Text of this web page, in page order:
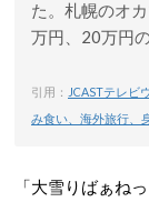
た。札幌のオ
万円、20万円
引用： JCASTテレビ
み食い、海外旅行、
「大雪りばぁね